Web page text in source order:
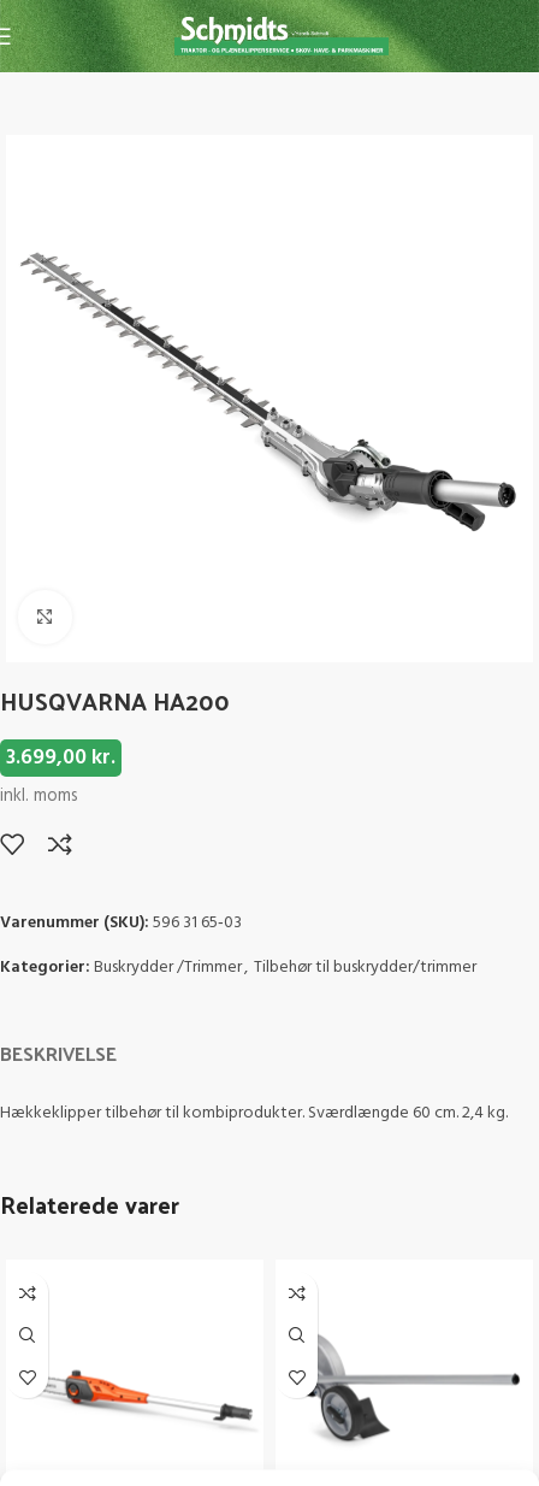
Forside Buskrydder /Trimmer Tilbehør til buskrydder/trimmer
HUSQVARNA HA200
3.699,00kr.
inkl. moms
Varenummer (SKU):596 31 65‑03
Kategorier:Buskrydder /Trimmer, Tilbehør til buskrydder/trimmer
BESKRIVELSE
Hækkeklipper tilbehør til kombiprodukter. Sværdlængde 60 cm. 2,4 kg.
Relaterede varer